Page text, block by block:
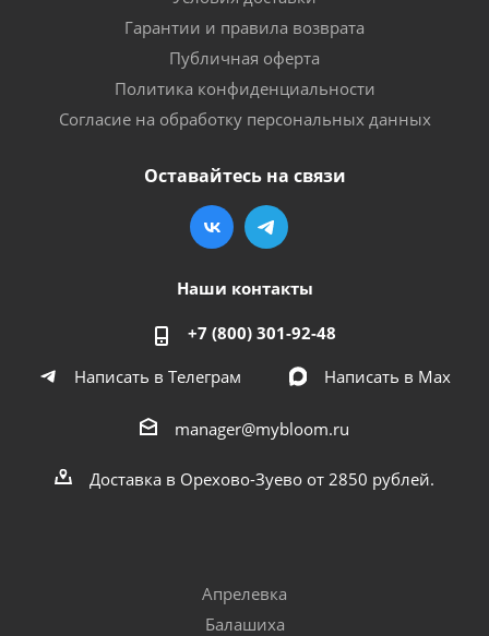
Гарантии и правила возврата
Публичная оферта
Политика конфиденциальности
Согласие на обработку персональных данных
Оставайтесь на связи
Наши контакты
+7 (800) 301-92-48
Написать в Телеграм
Написать в Мах
manager@mybloom.ru
Доставка в Орехово-Зуево от 2850 рублей.
Апрелевка
Балашиха